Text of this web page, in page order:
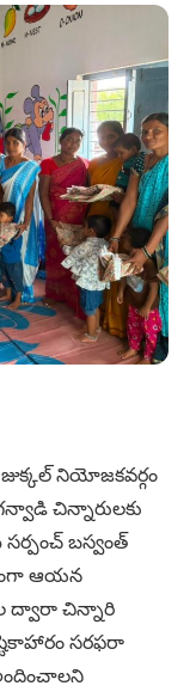
నియోజకవర్గం
చిన్నారులకు
సర్పంచ్ బస్వంత్
ఆయన
ద్వారా చిన్నారి
సరఫరా